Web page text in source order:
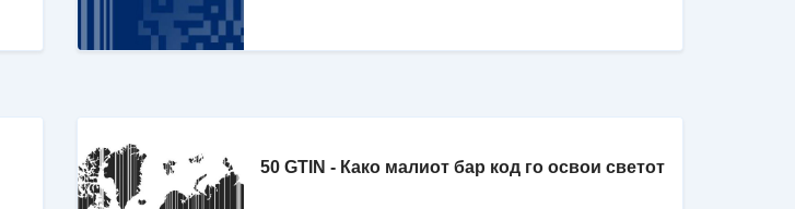
50 GTIN - Како малиот бар код го освои светот